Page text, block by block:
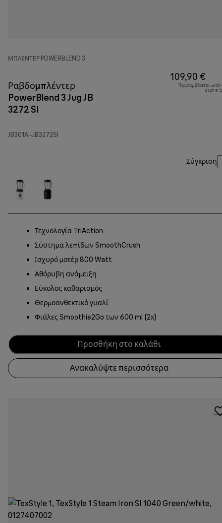
ΜΠΛΈΝΤΕΡ POWERBLEND 3
Ραβδομπλέντερ
PowerBlend 3 Jug JB
3272 SI
JB301AI-JB3272SI
109,90 €
Περιλαμβάνεται
21,27 €
Σύγκριση
Τεχνολογία TriAction
Σύστημα λεπίδων SmoothCrush
Ισχυρό μοτέρ 800 Watt
Αθόρυβη ανάμειξη
Εύκολος καθαρισμός
Θερμοανθεκτικό γυαλί
Φιάλες Smoothie2Go των 600 ml (2x)
Προσθήκη στο καλάθι
Ανακαλύψτε περισσότερα